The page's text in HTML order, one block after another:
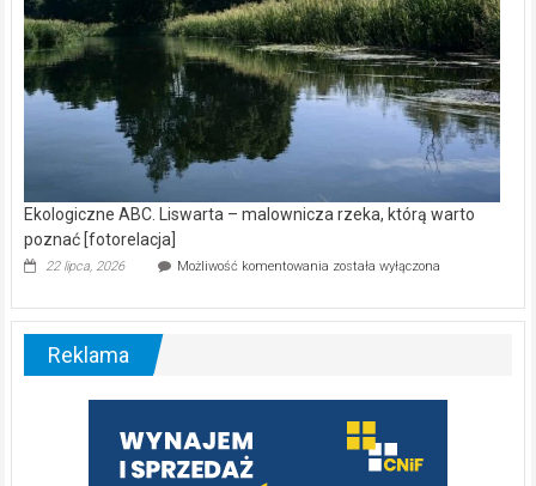
Ekologiczne ABC. Liswarta – malownicza rzeka, którą warto
poznać [fotorelacja]
22 lipca, 2026 Możliwość komentowania Ekologiczne
–
warto
poznać
[fotorelacja]
została wyłączona
Reklama